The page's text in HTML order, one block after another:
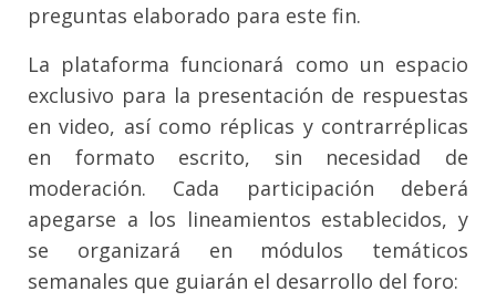
preguntas elaborado para este fin.
La plataforma funcionará como un espacio
exclusivo para la presentación de respuestas
en video, así como réplicas y contrarréplicas
en formato escrito, sin necesidad de
moderación. Cada participación deberá
apegarse a los lineamientos establecidos, y
se organizará en módulos temáticos
semanales que guiarán el desarrollo del foro: